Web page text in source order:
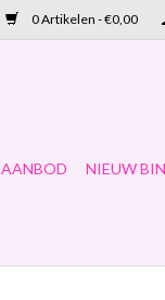
0 Artikelen - €0,00
AANBOD NIEUW